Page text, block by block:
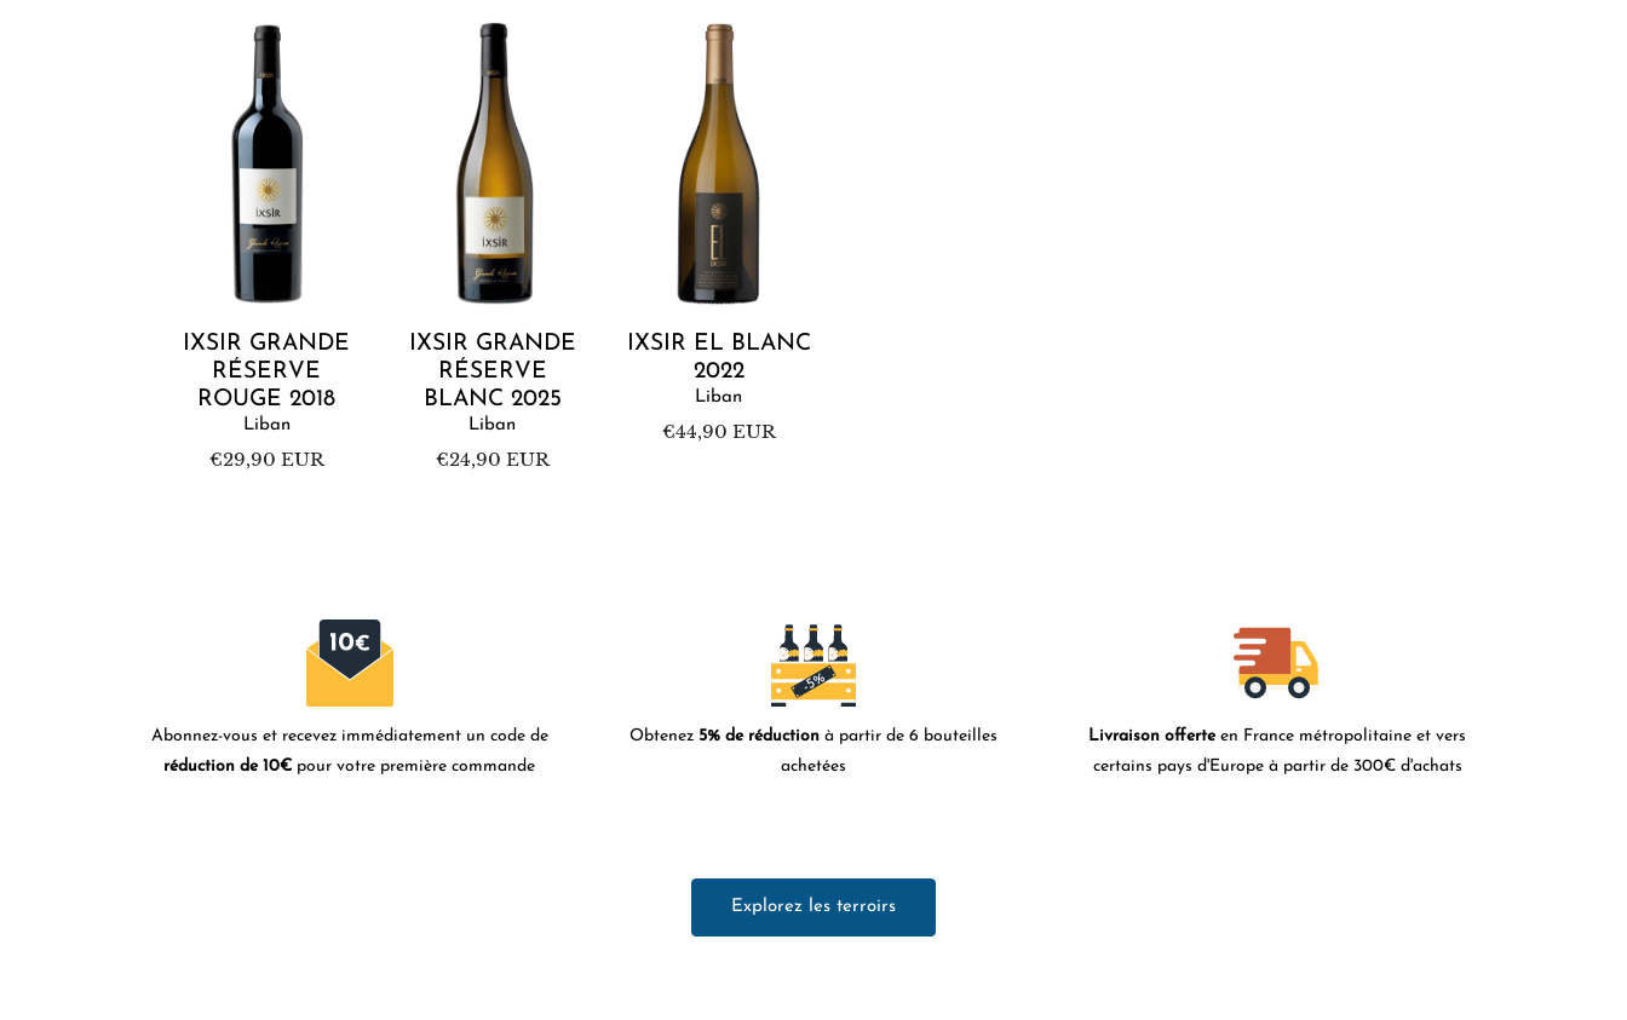
Ajouter au panier
IXSIR GRANDE
RÉSERVE
ROUGE 2018
Liban
Prix
habituel
€29,90 EUR
Ajouter au panier
IXSIR GRANDE
RÉSERVE
BLANC 2025
Liban
Prix
habituel
€24,90 EUR
Ajouter au panier
IXSIR EL BLANC
2022
Liban
Prix
habituel
€44,90 EUR
Abonnez-vous et recevez immédiatement un code de
réduction de 10€ pour votre première commande
Obtenez 5% de réductionà partir de 6 bouteilles
achetées
Livraison offerteen France métropolitaine et vers
certains pays d'Europe à partir de 300€ d'achats
Explorez les terroirs